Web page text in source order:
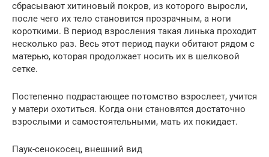
сбрасывают хитиновый покров, из которого выросли,
после чего их тело становится прозрачным, а ноги
короткими. В период взросления такая линька проходит
несколько раз. Весь этот период пауки обитают рядом с
матерью, которая продолжает носить их в шелковой
сетке.
Постепенно подрастающее потомство взрослеет, учится
у матери охотиться. Когда они становятся достаточно
взрослыми и самостоятельными, мать их покидает.
Паук-сенокосец, внешний вид